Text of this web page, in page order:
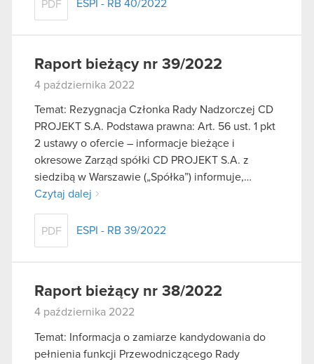
PDF ESPI - RB 40/2022
Raport bieżący nr 39/2022
4 października 2022
Temat: Rezygnacja Członka Rady Nadzorczej CD
PROJEKT S.A. Podstawa prawna: Art. 56 ust. 1 pkt
2 ustawy o ofercie – informacje bieżące i
okresowe Zarząd spółki CD PROJEKT S.A. z
siedzibą w Warszawie („Spółka”) informuje,…
Czytaj dalej
PDF ESPI - RB 39/2022
Raport bieżący nr 38/2022
4 października 2022
Temat: Informacja o zamiarze kandydowania do
pełnienia funkcji Przewodniczącego Rady